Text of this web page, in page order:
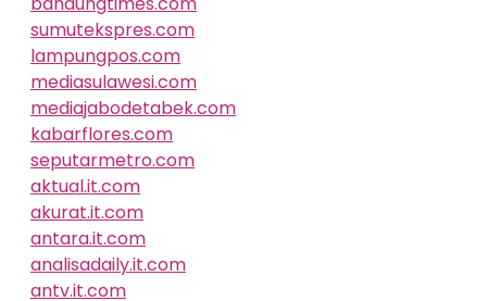
sumutekspres.com
lampungpos.com
mediasulawesi.com
mediajabodetabek.com
kabarflores.com
seputarmetro.com
aktual.it.com
akurat.it.com
antara.it.com
analisadaily.it.com
antv.it.com